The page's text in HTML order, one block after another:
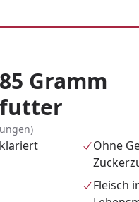
Gramm
Ohne
Fleisch